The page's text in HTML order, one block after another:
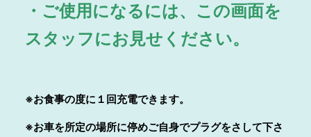
・ご使用になるには、この画面を
スタッフにお見せください。
※お食事の度に１回充電できます。
※お車を所定の場所に停めご自身でプラグをさして下さ